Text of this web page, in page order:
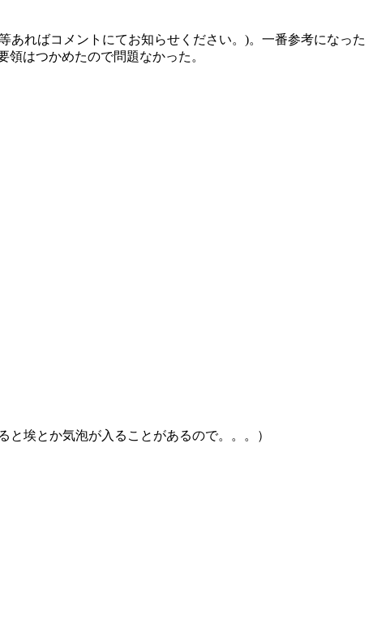
あればコメントにてお知らせください。)。一番参考になった
はつかめたので問題なかった。
埃とか気泡が入ることがあるので。。。）